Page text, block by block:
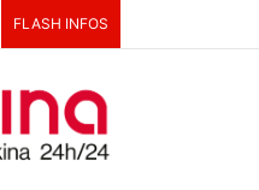
FLASH INFOS